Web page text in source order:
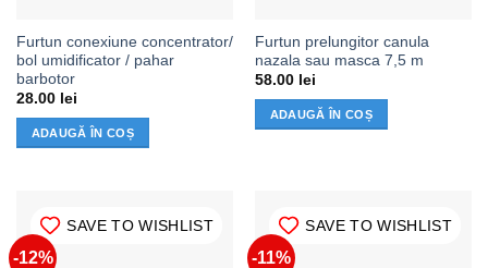
Furtun conexiune concentrator/
bol umidificator / pahar
barbotor
28.00 lei
ADAUGĂ ÎN COȘ
Furtun prelungitor canula
nazala sau masca 7,5 m
58.00 lei
ADAUGĂ ÎN COȘ
SAVE TO WISHLIST
-12%
SAVE TO WISHLIST
-11%